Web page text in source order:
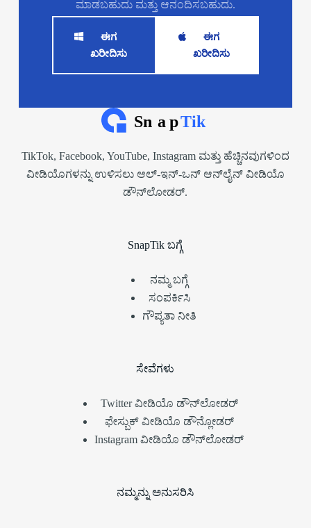
ಮಾಡಬಹುದು ಮತ್ತು ಆನಂದಿಸಬಹುದು.
ಈಗ
ಖರೀದಿಸು
ಈಗ
ಖರೀದಿಸು
TikTok, Facebook, YouTube, Instagram ಮತ್ತು ಹೆಚ್ಚಿನವುಗಳಿಂದ
ವೀಡಿಯೊಗಳನ್ನು ಉಳಿಸಲು ಆಲ್-ಇನ್-ಒನ್ ಆನ್‌ಲೈನ್ ವೀಡಿಯೊ
ಡೌನ್‌ಲೋಡರ್.
SnapTik ಬಗ್ಗೆ
ನಮ್ಮ ಬಗ್ಗೆ
ಸಂಪರ್ಕಿಸಿ
ಗೌಪ್ಯತಾ ನೀತಿ
ಸೇವೆಗಳು
Twitter ವೀಡಿಯೊ ಡೌನ್‌ಲೋಡರ್
ಫೇಸ್ಬುಕ್ ವೀಡಿಯೊ ಡೌನ್ಲೋಡರ್
Instagram ವೀಡಿಯೊ ಡೌನ್‌ಲೋಡರ್
ನಮ್ಮನ್ನು ಅನುಸರಿಸಿ